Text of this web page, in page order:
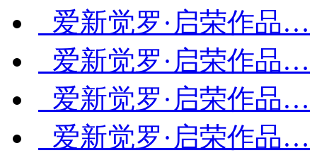
爱新觉罗·启荣作品…
爱新觉罗·启荣作品…
爱新觉罗·启荣作品…
爱新觉罗·启荣作品…